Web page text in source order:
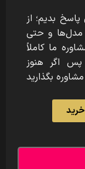
بدیم؛ از
مدل‌ها و حتی
ما کاملاً
اگر هنوز
بگذارید